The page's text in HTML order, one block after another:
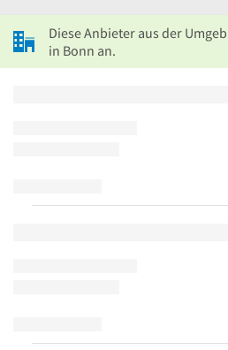
Diese Anbieter aus der
in Bonn an.